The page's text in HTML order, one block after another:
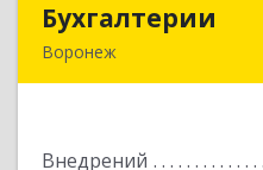
Бухгалтерии
Воронеж
Внедрений